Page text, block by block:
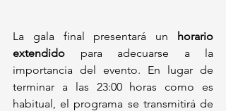
La gala final presentará un horario
extendido para adecuarse a la
importancia del evento. En lugar de
terminar a las 23:00 horas como es